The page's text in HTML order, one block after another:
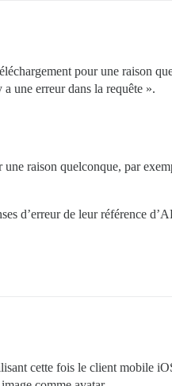
pour une raison
une erreur dans la requête ».
raison quelconque, par
d’erreur de leur référence
cette fois le client mobile